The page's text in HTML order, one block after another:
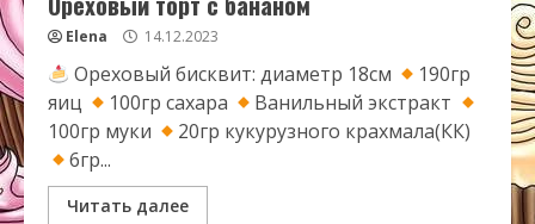
Elena 14.12.2023
Ореховый бисквит: диаметр 18см
190гр
яиц
100гр сахара
Ванильный экстракт
100гр муки
20гр кукурузного крахмала(КК)
6гр...
Читать далее